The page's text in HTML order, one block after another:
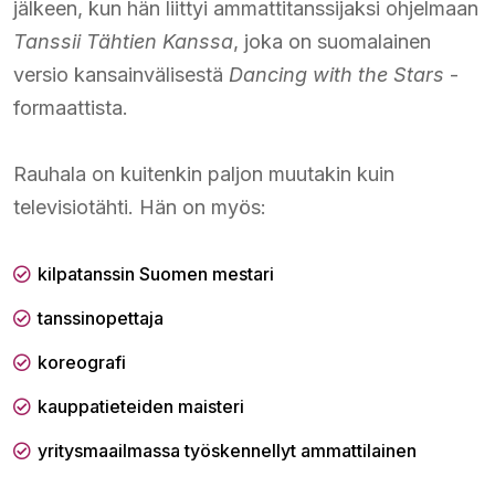
jälkeen, kun hän liittyi ammattitanssijaksi ohjelmaan
Tanssii Tähtien Kanssa, joka on suomalainen
versio kansainvälisestä Dancing with the Stars -
formaattista.
Rauhala on kuitenkin paljon muutakin kuin
televisiotähti. Hän on myös:
kilpatanssin Suomen mestari
tanssinopettaja
koreografi
kauppatieteiden maisteri
yritysmaailmassa työskennellyt ammattilainen